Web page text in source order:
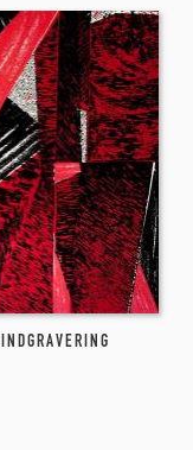
INDGRAVERING